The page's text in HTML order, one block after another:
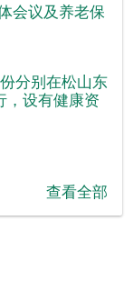
会议及养老保
分别在松山东
，设有健康资
查看全部